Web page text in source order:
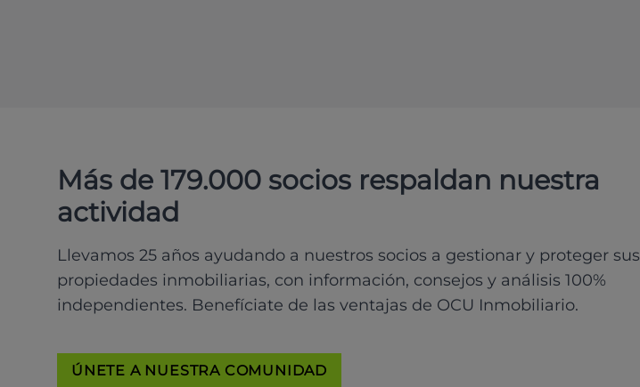
Más de 179.000 socios respaldan nuestra
actividad
Llevamos 25 años ayudando a nuestros socios a gestionar y proteger sus
propiedades inmobiliarias, con información, consejos y análisis 100%
independientes. Benefíciate de las ventajas de OCU Inmobiliario.
ÚNETE A NUESTRA COMUNIDAD